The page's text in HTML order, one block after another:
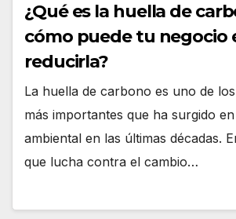
¿Qué es la huella de
cómo puede tu negocio
reducirla?
La huella de carbono es uno de
más importantes que ha surgido
ambiental en las últimas décadas.
que lucha contra el cambio…